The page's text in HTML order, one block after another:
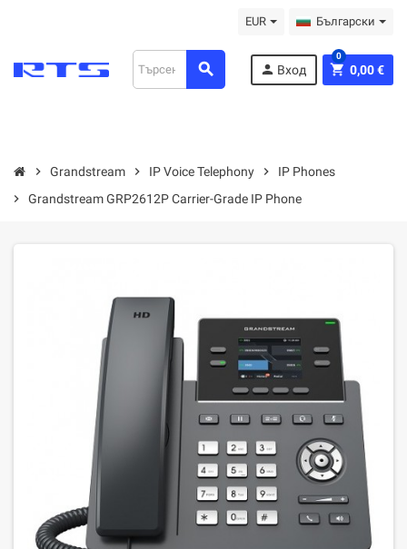
EUR Български
search person Вход shopping_cart 0,00 €
0
chevron_right Grandstream chevron_right IP Voice Telephony chevron_right
IP Phones
chevron_right
Grandstream GRP2612P Carrier-Grade IP Phone